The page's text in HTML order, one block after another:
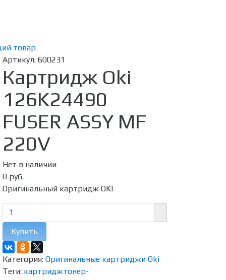
товар
Артикул: 600231
Картридж Oki
126K24490
FUSER ASSY MF
220V
Нет в наличии
0 руб.
Оригинальный картридж OKI
Купить
Категория: Оригинальные картриджи Oki
Теги: картриджтонер-